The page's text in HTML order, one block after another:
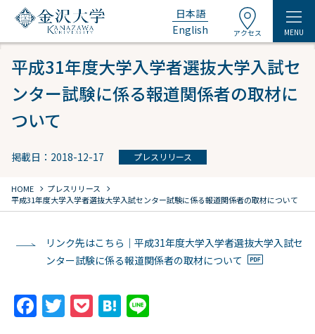
日本語
English
アクセス MENU
平成31年度大学入学者選抜大学入試セ
ンター試験に係る報道関係者の取材に
ついて
掲載日：2018-12-17 プレスリリース
HOME chevron_right プレスリリース chevron_right
平成31年度大学入学者選抜大学入試センター試験に係る報道関係者の取材について
リンク先はこちら｜平成31年度大学入学者選抜大学入試セ
ンター試験に係る報道関係者の取材について
F T P H